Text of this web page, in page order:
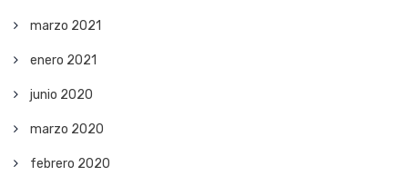
marzo 2021
enero 2021
junio 2020
marzo 2020
febrero 2020